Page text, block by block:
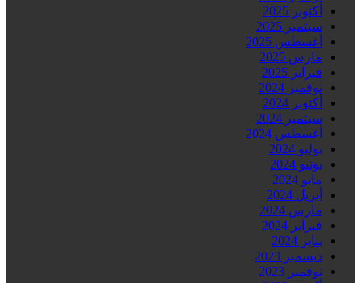
أكتوبر 2025
سبتمبر 2025
أغسطس 2025
مارس 2025
فبراير 2025
نوفمبر 2024
أكتوبر 2024
سبتمبر 2024
أغسطس 2024
يوليو 2024
يونيو 2024
مايو 2024
أبريل 2024
مارس 2024
فبراير 2024
يناير 2024
ديسمبر 2023
نوفمبر 2023